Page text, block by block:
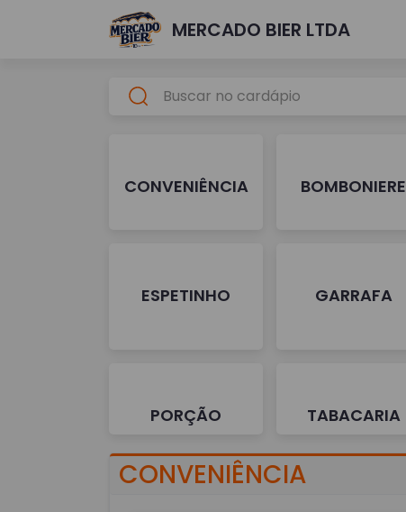
MERCADO BIER LTDA
CONVENIÊNCIA BOMBONIERE
ESPETINHO GARRAFA
PORÇÃO TABACARIA
CONVENIÊNCIA